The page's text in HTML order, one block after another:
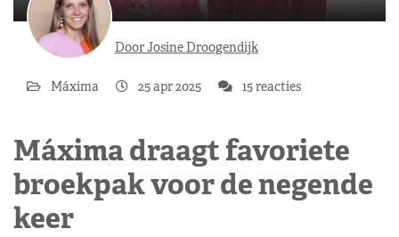
Door Josine Droogendijk
Máxima 25 apr 2025 15 reacties
Máxima draagt favoriete
broekpak voor de negende
keer